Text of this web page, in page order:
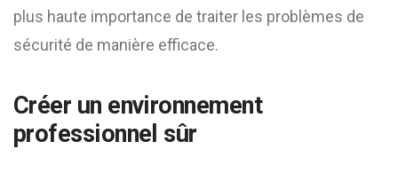
plus haute importance de traiter les problèmes de
sécurité de manière efficace.
Créer un environnement
professionnel sûr